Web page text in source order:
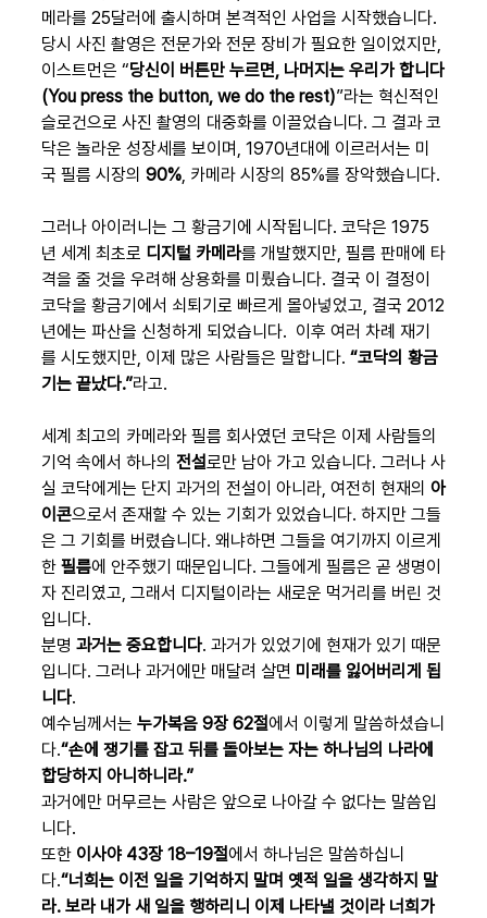
메라를 25달러에 출시하며 본격적인 사업을 시작했습니다.
당시 사진 촬영은 전문가와 전문 장비가 필요한 일이었지만,
이스트먼은 “당신이 버튼만 누르면, 나머지는 우리가 합니다
(You press the button, we do the rest)”라는 혁신적인
슬로건으로 사진 촬영의 대중화를 이끌었습니다. 그 결과 코
닥은 놀라운 성장세를 보이며, 1970년대에 이르러서는 미
국 필름 시장의 90%, 카메라 시장의 85%를 장악했습니다.
그러나 아이러니는 그 황금기에 시작됩니다. 코닥은 1975
년 세계 최초로 디지털 카메라를 개발했지만, 필름 판매에 타
격을 줄 것을 우려해 상용화를 미뤘습니다. 결국 이 결정이
코닥을 황금기에서 쇠퇴기로 빠르게 몰아넣었고, 결국 2012
년에는 파산을 신청하게 되었습니다.  이후 여러 차례 재기
를 시도했지만, 이제 많은 사람들은 말합니다. “코닥의 황금
기는 끝났다.”라고.
세계 최고의 카메라와 필름 회사였던 코닥은 이제 사람들의
기억 속에서 하나의 전설로만 남아 가고 있습니다. 그러나 사
실 코닥에게는 단지 과거의 전설이 아니라, 여전히 현재의 아
이콘으로서 존재할 수 있는 기회가 있었습니다. 하지만 그들
은 그 기회를 버렸습니다. 왜냐하면 그들을 여기까지 이르게
한 필름에 안주했기 때문입니다. 그들에게 필름은 곧 생명이
자 진리였고, 그래서 디지털이라는 새로운 먹거리를 버린 것
입니다.
분명 과거는 중요합니다. 과거가 있었기에 현재가 있기 때문
입니다. 그러나 과거에만 매달려 살면 미래를 잃어버리게 됩
니다.
예수님께서는 누가복음 9장 62절에서 이렇게 말씀하셨습니
다.“손에 쟁기를 잡고 뒤를 돌아보는 자는 하나님의 나라에
합당하지 아니하니라.”
과거에만 머무르는 사람은 앞으로 나아갈 수 없다는 말씀입
니다.
또한 이사야 43장 18–19절에서 하나님은 말씀하십니
다.“너희는 이전 일을 기억하지 말며 옛적 일을 생각하지 말
라. 보라 내가 새 일을 행하리니 이제 나타낼 것이라 너희가